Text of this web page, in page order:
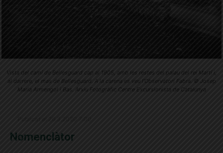
Vista del camí de Bellesguard cap al 1905, amb les restes del palau del rei Martí i,
al darrere, el mas de Bellesguard. A la carena es veu l’Observatori Fabra. © Josep
Maria Armengol i Bas. Arxiu Fotogràfic Centre Excursionista de Catalunya
Nomenclàtor